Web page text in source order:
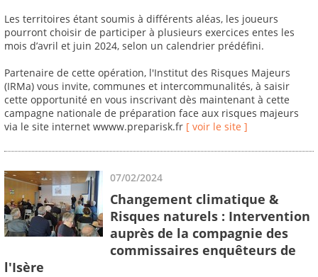
Les territoires étant soumis à différents aléas, les joueurs
pourront choisir de participer à plusieurs exercices entes les
mois d’avril et juin 2024, selon un calendrier prédéfini.
Partenaire de cette opération, l'Institut des Risques Majeurs
(IRMa) vous invite, communes et intercommunalités, à saisir
cette opportunité en vous inscrivant dès maintenant à cette
campagne nationale de préparation face aux risques majeurs
via le site internet wwww.preparisk.fr [ voir le site ]
07/02/2024
Changement climatique &
Risques naturels : Intervention
auprès de la compagnie des
commissaires enquêteurs de
l'Isère